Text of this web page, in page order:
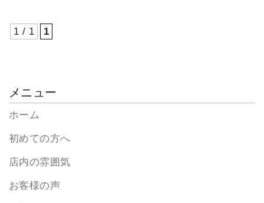
1 / 1 1
メニュー
ホーム
初めての方へ
店内の雰囲気
お客様の声